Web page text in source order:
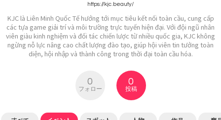
https://kjc.beauty/
KJC là Liên Minh Quốc Tế hướng tới mục tiêu kết nối toàn cầu, cung cấp
các tựa game giải trí và môi trường trực tuyến hiện đại. Với đội ngũ nhân
viên giàu kinh nghiệm và đối tác chiến lược từ nhiều quốc gia, KJC không
ngừng nỗ lực nâng cao chất lượng đào tạo, giúp hội viên tin tưởng toàn
diện, hội nhập và thành công trong thời đại toàn cầu hóa.
0
フォロー
0
投稿